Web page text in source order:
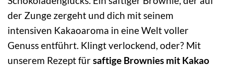
der Zunge zergeht und dich mit seinem
intensiven Kakaoaroma in eine Welt voller
Genuss entführt. Klingt verlockend, oder? Mit
unserem Rezept fürsaftige Brownies mit Kakao